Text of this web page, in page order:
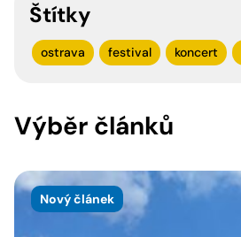
Štítky
ostrava festival koncert
Výběr článků
Nový článek